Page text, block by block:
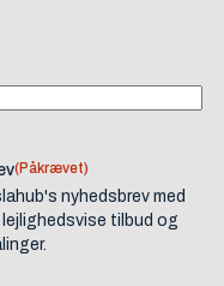
(Påkrævet)
nyhedsbrev med
tilbud og